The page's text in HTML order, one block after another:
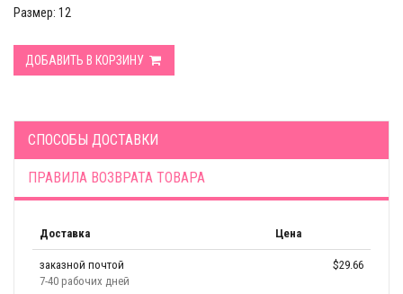
Размер: 12
ДОБАВИТЬ В КОРЗИНУ
СПОСОБЫ ДОСТАВКИ
ПРАВИЛА ВОЗВРАТА ТОВАРА
Доставка Цена
заказной почтой
7-40 рабочих дней
$29.66